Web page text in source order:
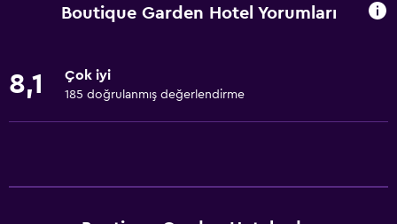
Kilitli dolaplar
Boutique Garden Hotel Yorumları
8,1 Çok iyi
185 doğrulanmış değerlendirme